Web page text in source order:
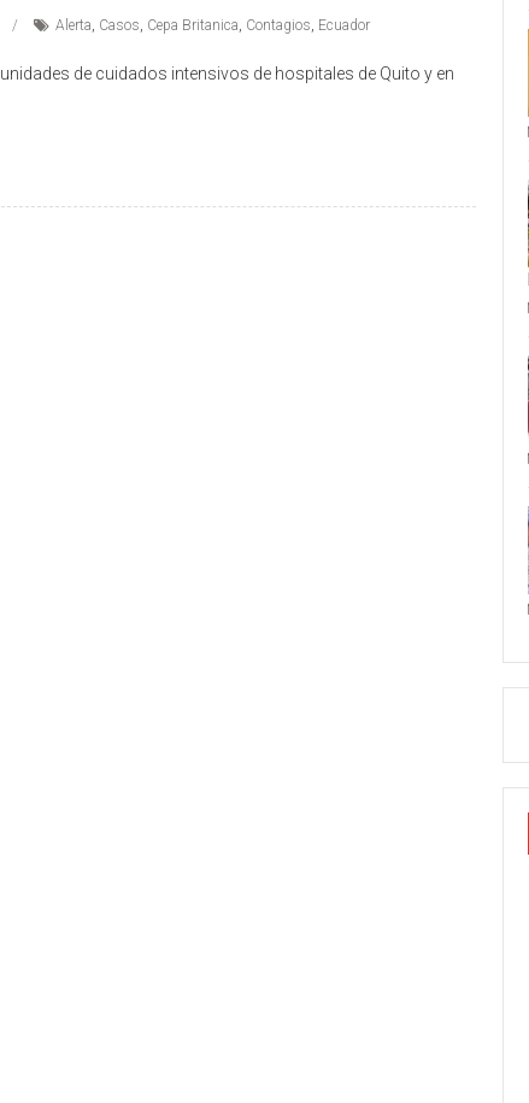
Alerta, Casos, Cepa Britanica, Contagios, Ecuador
de cuidados intensivos de hospitales de Quito y en